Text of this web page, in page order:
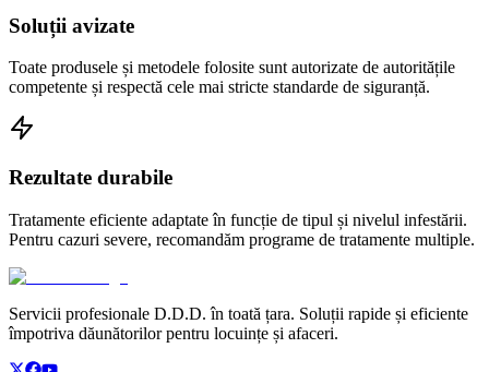
Soluții avizate
Toate produsele și metodele folosite sunt autorizate de autoritățile
competente și respectă cele mai stricte standarde de siguranță.
Rezultate durabile
Tratamente eficiente adaptate în funcție de tipul și nivelul infestării.
Pentru cazuri severe, recomandăm programe de tratamente multiple.
Servicii profesionale D.D.D. în toată țara. Soluții rapide și eficiente
împotriva dăunătorilor pentru locuințe și afaceri.